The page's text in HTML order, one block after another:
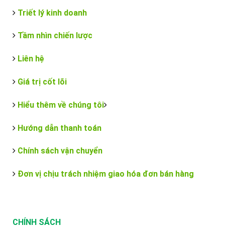
Triết lý kinh doanh
Tầm nhìn chiến lược
Liên hệ
Giá trị cốt lõi
Hiểu thêm về chúng tôi
Hướng dẫn thanh toán
Chính sách vận chuyển
Đơn vị chịu trách nhiệm giao hóa đơn bán hàng
CHÍNH SÁCH